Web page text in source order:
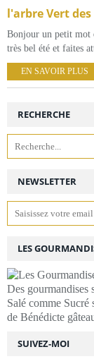
Bonjour un petit mot
très bel été et faites
EN SAVOIR PLUS
NEWSLETTER
SUIVEZ-MOI
RECHERCHE
LES
Des gourmandises
Salé comme Sucré
de Bénédicte